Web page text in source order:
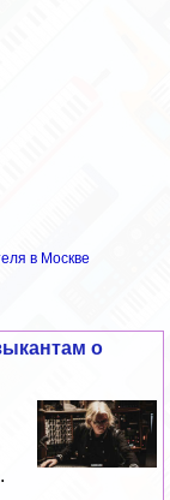
в Москве
о